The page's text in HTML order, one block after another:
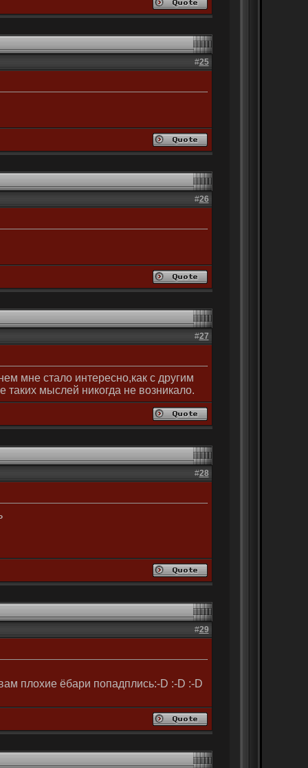
#25
#26
#27
мне стало интересно,как с другим
мыслей никогда не возникало.
#28
#29
плохие ёбари попадплись:-D :-D :-D